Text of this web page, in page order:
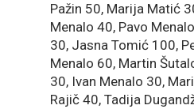
Pažin 50, Marija Matić
Menalo 40, Pavo
30, Jasna Tomić 100,
Menalo 60, Martin
30, Ivan Menalo 30,
Rajič 40, Tadija